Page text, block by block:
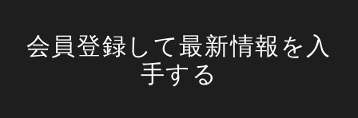
会員登録して最新情報を入
手する